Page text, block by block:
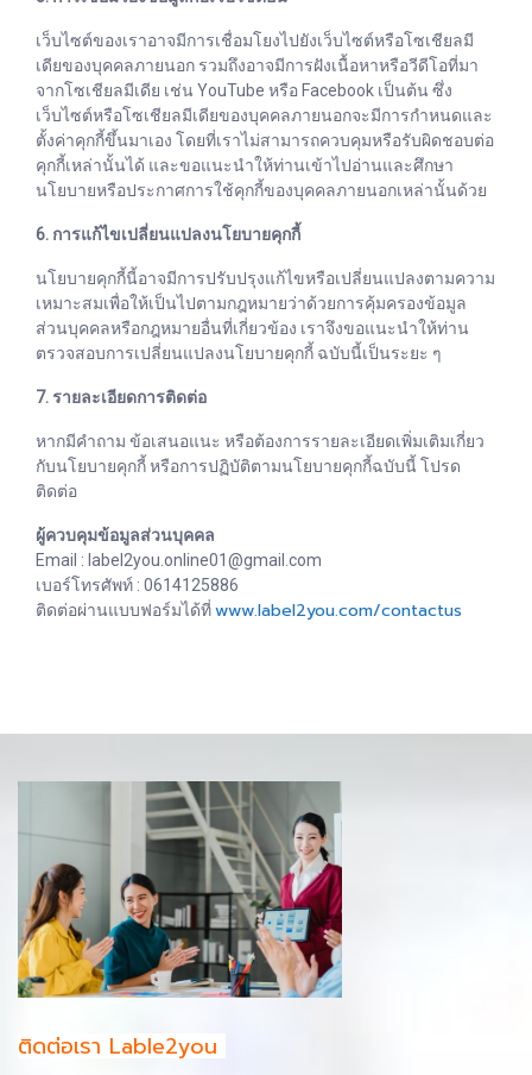
เว็บไซต์ของเราอาจมีการเชื่อมโยงไปยังเว็บไซต์หรือโซเชียลมี
เดียของบุคคลภายนอก รวมถึงอาจมีการฝังเนื้อหาหรือวีดีโอที่มา
จากโซเชียลมีเดีย เช่น YouTube หรือ Facebook เป็นต้น ซึ่ง
เว็บไซต์หรือโซเชียลมีเดียของบุคคลภายนอกจะมีการกำหนดและ
ตั้งค่าคุกกี้ขึ้นมาเอง โดยที่เราไม่สามารถควบคุมหรือรับผิดชอบต่อ
คุกกี้เหล่านั้นได้ และขอแนะนำให้ท่านเข้าไปอ่านและศึกษา
นโยบายหรือประกาศการใช้คุกกี้ของบุคคลภายนอกเหล่านั้นด้วย
6. การแก้ไขเปลี่ยนแปลงนโยบายคุกกี้
นโยบายคุกกี้นี้อาจมีการปรับปรุงแก้ไขหรือเปลี่ยนแปลงตามความ
เหมาะสมเพื่อให้เป็นไปตามกฎหมายว่าด้วยการคุ้มครองข้อมูล
ส่วนบุคคลหรือกฎหมายอื่นที่เกี่ยวข้อง เราจึงขอแนะนำให้ท่าน
ตรวจสอบการเปลี่ยนแปลงนโยบายคุกกี้ ฉบับนี้เป็นระยะ ๆ
7. รายละเอียดการติดต่อ
หากมีคำถาม ข้อเสนอแนะ หรือต้องการรายละเอียดเพิ่มเติมเกี่ยว
กับนโยบายคุกกี้ หรือการปฏิบัติตามนโยบายคุกกี้ฉบับนี้ โปรด
ติดต่อ
ผู้ควบคุมข้อมูลส่วนบุคคล
Email : label2you.online01@gmail.com
เบอร์โทรศัพท์ : 0614125886
ติดต่อผ่านแบบฟอร์มได้ที่www.label2you.com/contactus
ติดต่อเรา Lable2you